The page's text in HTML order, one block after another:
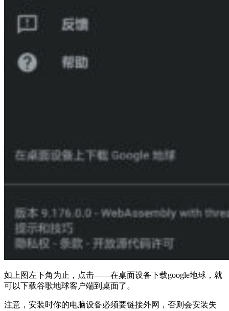
如上图左下角为止，点击——在桌面设备下载google地球，就
可以下载谷歌地球客户端到桌面了。
注意，安装时你的电脑设备必须要链接外网，否则会安装失